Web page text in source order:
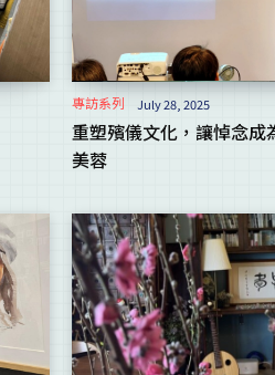
專訪系列 July 28, 2025
重塑殯儀文化，讓悼念成
美蓉